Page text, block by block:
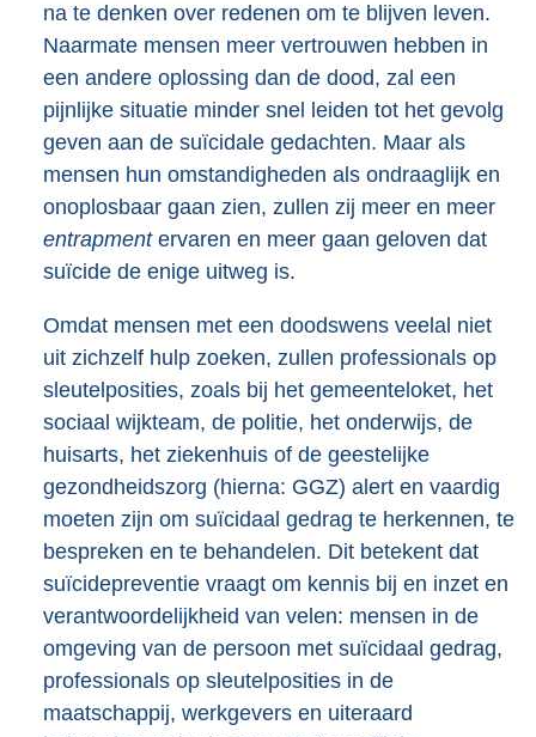
na te denken over redenen om te blijven leven.
Naarmate mensen meer vertrouwen hebben in
een andere oplossing dan de dood, zal een
pijnlijke situatie minder snel leiden tot het gevolg
geven aan de suïcidale gedachten. Maar als
mensen hun omstandigheden als ondraaglijk en
onoplosbaar gaan zien, zullen zij meer en meer
entrapmentervaren en meer gaan geloven dat
suïcide de enige uitweg is.
Omdat mensen met een doodswens veelal niet
uit zichzelf hulp zoeken, zullen professionals op
sleutelposities, zoals bij het gemeenteloket, het
sociaal wijkteam, de politie, het onderwijs, de
huisarts, het ziekenhuis of de geestelijke
gezondheidszorg (hierna: GGZ) alert en vaardig
moeten zijn om suïcidaal gedrag te herkennen, te
bespreken en te behandelen. Dit betekent dat
suïcidepreventie vraagt om kennis bij en inzet en
verantwoordelijkheid van velen: mensen in de
omgeving van de persoon met suïcidaal gedrag,
professionals op sleutelposities in de
maatschappij, werkgevers en uiteraard